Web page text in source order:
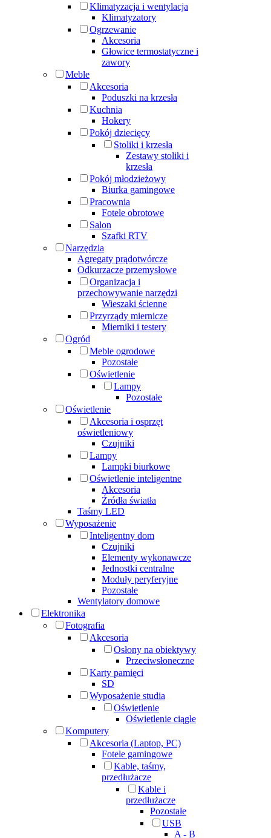
Klimatyzacja i wentylacja
Klimatyzatory
Ogrzewanie
Akcesoria
Głowice termostatyczne i
zawory
Meble
Akcesoria
Poduszki na krzesła
Kuchnia
Hokery
Pokój dziecięcy
Stoliki i krzesła
Zestawy stoliki i
krzesła
Pokój młodzieżowy
Biurka gamingowe
Pracownia
Fotele obrotowe
Salon
Szafki RTV
Narzędzia
Agregaty prądotwórcze
Odkurzacze przemysłowe
Organizacja i
przechowywanie narzędzi
Wieszaki ścienne
Przyrządy miernicze
Mierniki i testery
Ogród
Meble ogrodowe
Pozostałe
Oświetlenie
Lampy
Pozostałe
Oświetlenie
Akcesoria i osprzęt
oświetleniowy
Czujniki
Lampy
Lampki biurkowe
Oświetlenie inteligentne
Akcesoria
Źródła światła
Taśmy LED
Wyposażenie
Inteligentny dom
Czujniki
Elementy wykonawcze
Jednostki centralne
Moduły peryferyjne
Pozostałe
Wentylatory domowe
Elektronika
Fotografia
Akcesoria
Osłony na obiektywy
Przeciwsłoneczne
Karty pamięci
SD
Wyposażenie studia
Oświetlenie
Oświetlenie ciągłe
Komputery
Akcesoria (Laptop, PC)
Fotele gamingowe
Kable, taśmy,
przedłużacze
Kable i
przedłużacze
Pozostałe
USB
A - B